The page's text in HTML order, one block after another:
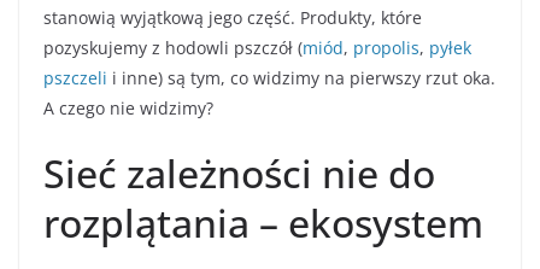
stanowią wyjątkową jego część. Produkty, które
pozyskujemy z hodowli pszczół (miód, propolis, pyłek
pszczeli i inne) są tym, co widzimy na pierwszy rzut oka.
A czego nie widzimy?
Sieć zależności nie do
rozplątania – ekosystem